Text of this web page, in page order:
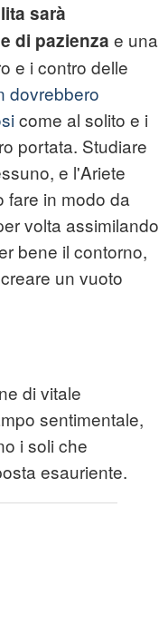
sarà
di pazienza e una
e i contro delle
dovrebbero
come al solito e i
portata. Studiare
e l'Ariete
fare in modo da
volta assimilando
bene il contorno,
un vuoto
di vitale
sentimentale,
i soli che
esauriente.